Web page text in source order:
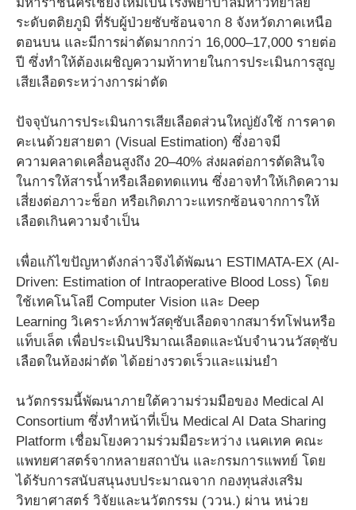
ระดับตติยภูมิ ที่รับผู้ป่วยซับซ้อนจาก 8 จังหวัดภาคเหนือ
ตอนบน และมีการผ่าตัดมากกว่า 16,000–17,000 รายต่อ
ปี ซึ่งทำให้ต้องเผชิญความท้าทายในการประเมินการสูญ
เสียเลือดระหว่างการผ่าตัด
ปัจจุบันการประเมินการเสียเลือดส่วนใหญ่ยังใช้ การคาด
คะเนด้วยสายตา (Visual Estimation) ซึ่งอาจมี
ความคลาดเคลื่อนสูงถึง 20–40% ส่งผลต่อการตัดสินใจ
ในการให้สารน้ำหรือเลือดทดแทน ซึ่งอาจทำให้เกิดความ
เสี่ยงต่อภาวะช็อก หรือเกิดภาวะแทรกซ้อนจากการให้
เลือดเกินความจำเป็น
เพื่อแก้ไขปัญหาดังกล่าวจึงได้พัฒนา ESTIMATA-EX (AI-
Driven: Estimation of Intraoperative Blood Loss) โดย
ใช้เทคโนโลยี Computer Vision และ Deep
Learning วิเคราะห์ภาพวัสดุซับเลือดจากสมาร์ทโฟนหรือ
แท็บเล็ต เพื่อประเมินปริมาณเลือดและนับจำนวนวัสดุซับ
เลือดในห้องผ่าตัด ได้อย่างรวดเร็วและแม่นยำ
นวัตกรรมนี้พัฒนาภายใต้ความร่วมมือของ Medical AI
Consortium ซึ่งทำหน้าที่เป็น Medical AI Data Sharing
Platform เชื่อมโยงความร่วมมือระหว่าง เนคเทค คณะ
แพทยศาสตร์จากหลายสถาบัน และกรมการแพทย์ โดย
ได้รับการสนับสนุนงบประมาณจาก กองทุนส่งเสริม
วิทยาศาสตร์ วิจัยและนวัตกรรม (ววน.) ผ่าน หน่วย